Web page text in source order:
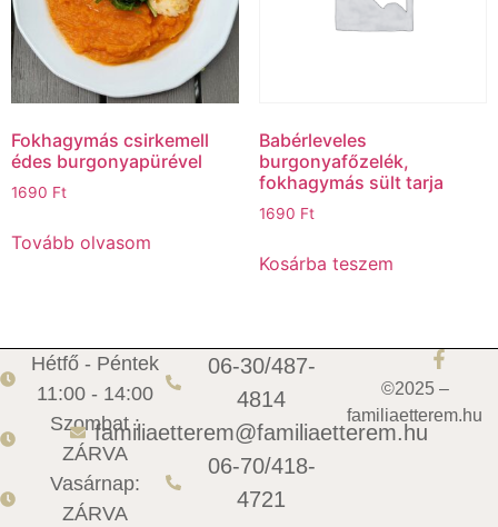
Fokhagymás csirkemell
édes burgonyapürével
1690 Ft
Tovább olvasom
Babérleveles
burgonyafőzelék,
fokhagymás sült tarja
1690 Ft
Kosárba teszem
Hétfő - Péntek
11:00 - 14:00
Szombat :
ZÁRVA
Vasárnap:
ZÁRVA
06-30/487-
4814
familiaetterem@familiaetterem.hu
06-70/418-
4721
©2025 –
familiaetterem.hu